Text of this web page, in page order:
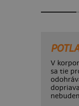
V
sa tie